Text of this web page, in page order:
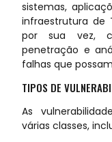
sistemas,
infraestrutura de
por sua vez,
penetração e
falhas que
TIPOS DE
As
várias classes,